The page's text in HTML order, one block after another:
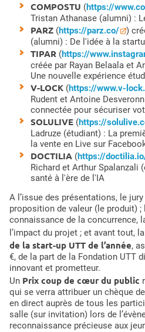
COMPOSTU (https://
Tristan Athanase (alumni) :
PARZ (https://parz.co/
)
(alumni) : De l'idée à la
TIPAR (https://
créée par Rayan Belaala et
Une nouvelle expérience
V-LOCK (https://www.v-
Rudent et Antoine
connectée pour sécuriser
SOLULIVE (https://
Ladruze (étudiant) : La
la vente en Live sur
DOCTILIA (https://
Richard et Arthur Spalanzali
santé à l'ère de l'IA
A l’issue des présentations, le jury
proposition de valeur (le produit) ;
connaissance de la concurrence,
l’impact du projet ; et avant tout,
de la start-up UTT de l’année,
€, de la part de la Fondation UTT
innovant et prometteur.
Un Prix coup de cœur du public
qui se verra attribuer un chèque
en direct auprès de tous les
salle (sur invitation) lors de
reconnaissance précieuse aux